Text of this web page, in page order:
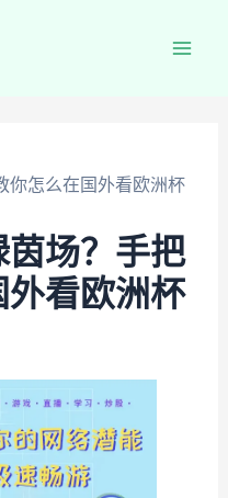
你怎么在国外看欧洲杯
茵场？手把
看欧洲杯